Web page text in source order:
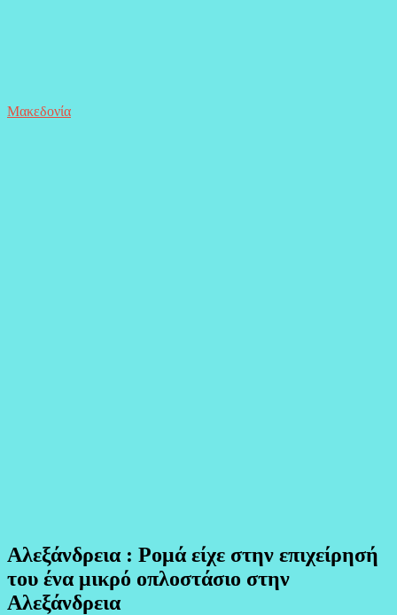
Μακεδονία
Αλεξάνδρεια : Ρομά είχε στην επιχείρησή
του ένα μικρό οπλοστάσιο στην
Αλεξάνδρεια